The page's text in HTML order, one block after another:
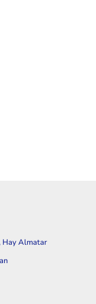
Hay Almatar